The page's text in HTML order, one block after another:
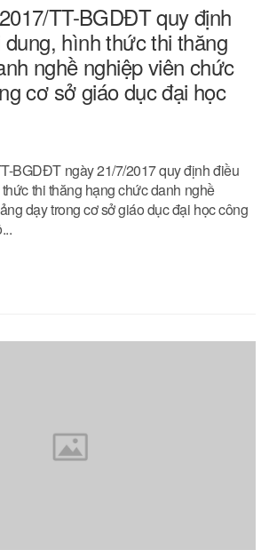
TT-BGDĐT quy định
hình thức thi thăng
nghề nghiệp viên chức
cơ sở giáo dục đại học
BGDĐT ngày 21/7/2017 quy định điều
thi thăng hạng chức danh nghề
dạy trong cơ sở giáo dục đại học công